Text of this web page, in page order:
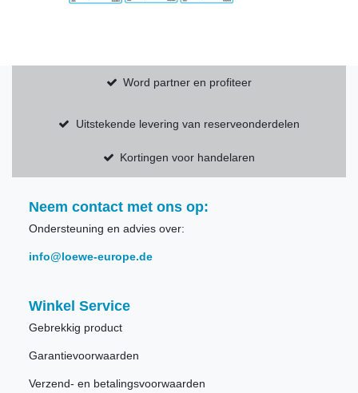
Word partner en profiteer
Uitstekende levering van reserveonderdelen
Kortingen voor handelaren
Neem contact met ons op:
Ondersteuning en advies over:
info@loewe-europe.de
Winkel Service
Gebrekkig product
Garantievoorwaarden
Verzend- en betalingsvoorwaarden